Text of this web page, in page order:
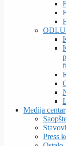
Medija centar
Press